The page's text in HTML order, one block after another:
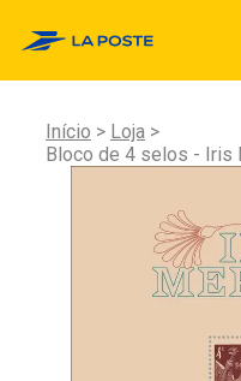
Início
Loja
Bloco de 4 selos - Iris